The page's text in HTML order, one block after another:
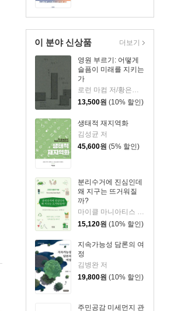
이 분야 신상품
영원 부르기: 어떻게
슬픔이 미래를 지키는
가
로런 마컴 저/황은주 역
13,500원 (10% 할인)
생태적 재지역화
김성균 저
45,600원 (5% 할인)
분리수거에 진심인데
왜 지구는 뜨거워질
까?
마이클 마니아티스 저/김지혜 역
15,120원 (10% 할인)
지속가능성 담론의 여
정
김병완 저
19,800원 (10% 할인)
주민공감 미세먼지 관
더보기